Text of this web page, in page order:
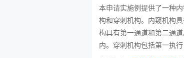
本申请实施例提供了一种
构和穿刺机构。内窥机构
构具有第一通道和第二通
内。穿刺机构包括第一执行